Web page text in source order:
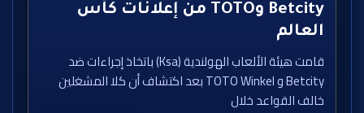
Betcity وTOTO من إعلانات كأس
العالم
قامت هيئة الألعاب الهولندية (Ksa) باتخاذ إجراءات ضد
Betcity و TOTO Winkel بعد اكتشاف أن كلا المشغلين
خالف القواعد خلال